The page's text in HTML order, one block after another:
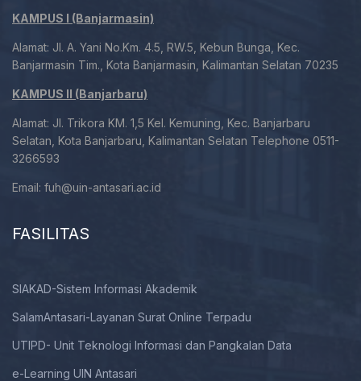
KAMPUS I (Banjarmasin)
Alamat: Jl. A. Yani No.Km. 4.5, RW.5, Kebun Bunga, Kec.
Banjarmasin Tim., Kota Banjarmasin, Kalimantan Selatan 70235
KAMPUS II (Banjarbaru)
Alamat: Jl. Trikora KM. 1,5 Kel. Kemuning, Kec. Banjarbaru
Selatan, Kota Banjarbaru, Kalimantan Selatan Telephone 0511-
3266593
Email: fuh@uin-antasari.ac.id
FASILITAS
SIAKAD-Sistem Informasi Akademik
SalamAntasari-Layanan Surat Online Terpadu
UTIPD- Unit Teknologi Informasi dan Pangkalan Data
e-Learning UIN Antasari